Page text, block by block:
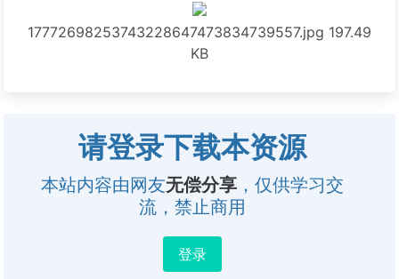
17772698253743228647473834739557.jpg 197.49
KB
请登录下载本资源
本站内容由网友无偿分享 ，仅供学习交
流，禁止商用
登录